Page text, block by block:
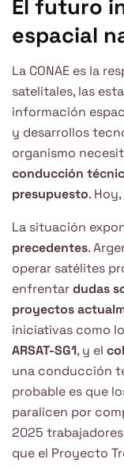
El futuro
espacial
La CONAE es la
satelitales, las
información
y desarrollos
organismo
conducción
presupuesto.
La situación
precedentes.
operar satélites
enfrentardudas
proyectos
iniciativas como
ARSAT-SG1, y el
una conducción
probable es que
paralicen por
2025
que el Proyecto